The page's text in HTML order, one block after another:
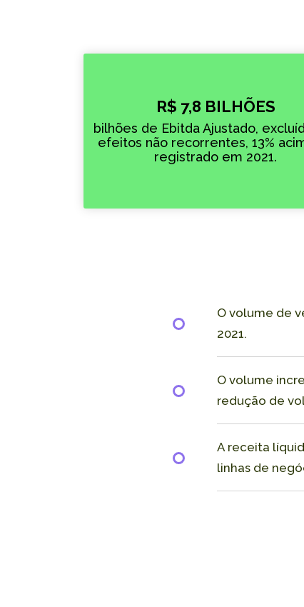
R$ 7,8 BILHÕES
bilhões de Ebitda Ajustado,
efeitos não recorrentes, 13%
registrado em 2021.
O volume de
2021.
O volume
redução de
A receita
linhas de